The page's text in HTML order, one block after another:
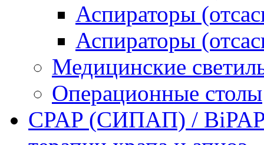
Аспираторы
Аспираторы
Медицинские
Операционные столы
CPAP (СИПАП) /